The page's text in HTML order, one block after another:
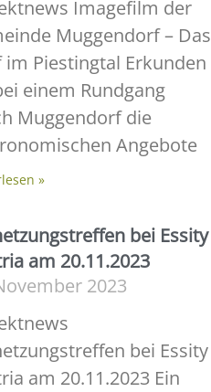
Imagefilm der
Muggendorf – Das
Piestingtal Erkunden
einem Rundgang
Muggendorf die
Angebote
»
bei Essity
am 20.11.2023
2023
bei Essity
am 20.11.2023 Ein